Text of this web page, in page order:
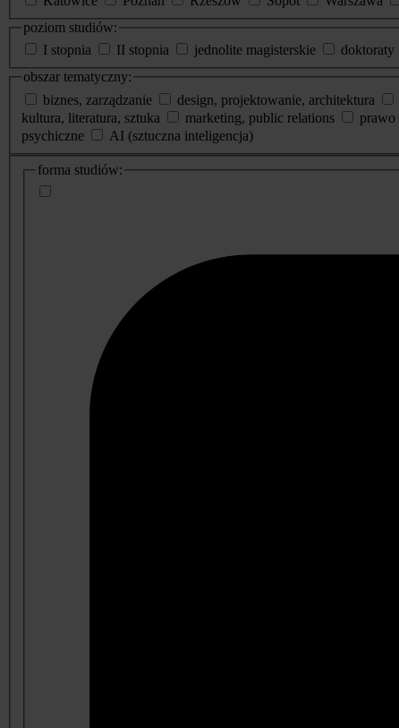
poziom studiów:
I stopnia
II stopnia jednolite magisterskie doktoraty
obszar tematyczny:
biznes, zarządzanie
design, projektowanie, architektura
kultura, literatura, sztuka
marketing, public relations prawo
psychiczne
AI (sztuczna inteligencja)
dodatkowe
informacje
forma studiów: